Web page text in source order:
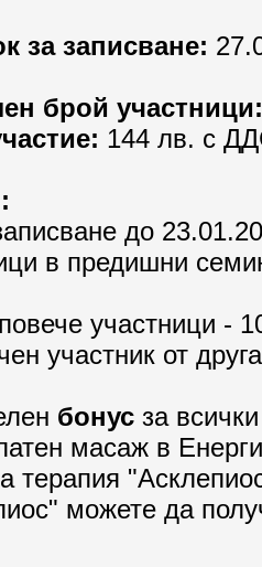
за записване:
брой
144 лв. с
до
в предишни
участници -
участник от
бонусза
масаж в
терапия
можете да